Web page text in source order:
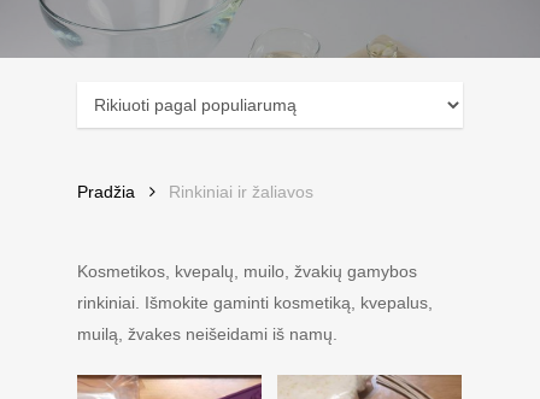
Pradžia Rinkiniai ir žaliavos
Kosmetikos, kvepalų, muilo, žvakių gamybos
rinkiniai. Išmokite gaminti kosmetiką, kvepalus,
muilą, žvakes neišeidami iš namų.